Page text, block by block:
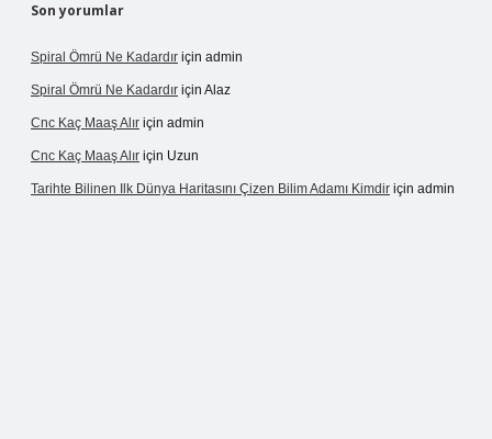
Son yorumlar
Spiral Ömrü Ne Kadardır için admin
Spiral Ömrü Ne Kadardır için Alaz
Cnc Kaç Maaş Alır için admin
Cnc Kaç Maaş Alır için Uzun
Tarihte Bilinen Ilk Dünya Haritasını Çizen Bilim Adamı Kimdir için admin